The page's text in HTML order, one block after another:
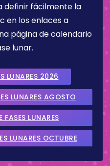
definir fácilmente la
en los enlaces a
página de calendario
lunar.
LUNARES 2026
LUNARES AGOSTO
FASES LUNARES
2026
LUNARES OCTUBRE